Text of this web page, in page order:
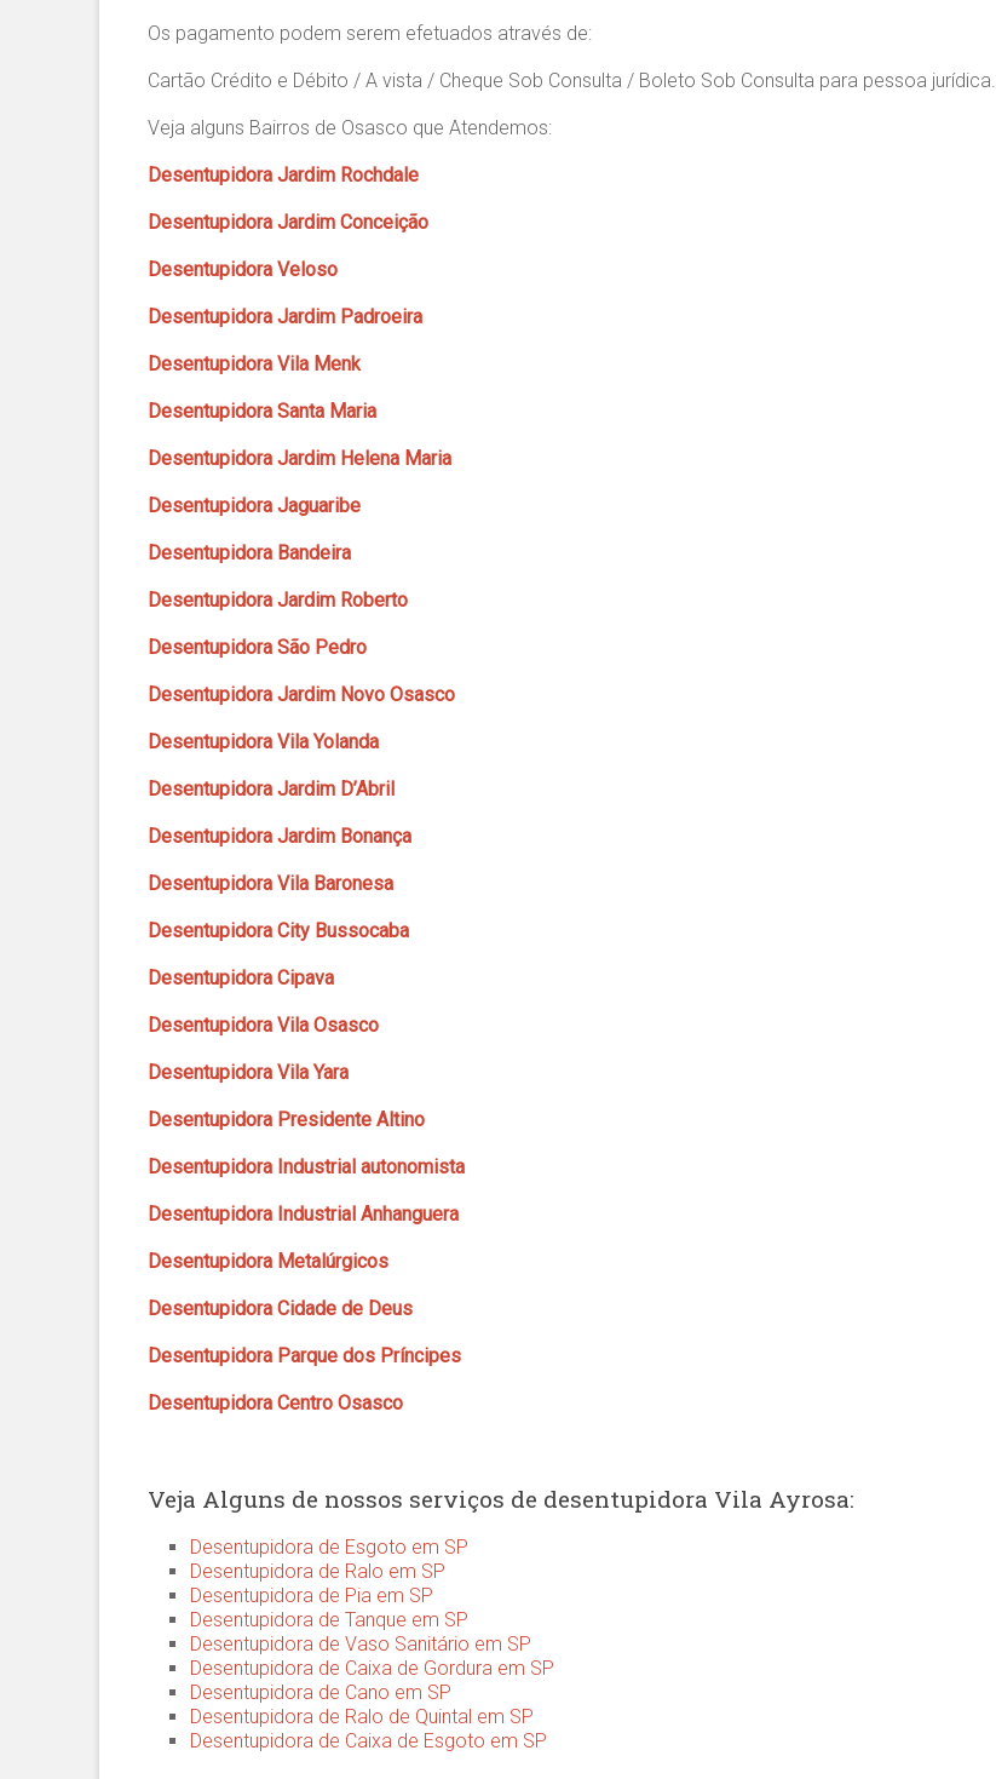
Os pagamento podem serem efetuados através de:
Cartão Crédito e Débito / A vista / Cheque Sob Consulta / Boleto Sob Consulta para pessoa jurídica.
Veja alguns Bairros de Osasco que Atendemos:
Desentupidora Jardim Rochdale
Desentupidora Jardim Conceição
Desentupidora Veloso
Desentupidora Jardim Padroeira
Desentupidora Vila Menk
Desentupidora Santa Maria
Desentupidora Jardim Helena Maria
Desentupidora Jaguaribe
Desentupidora Bandeira
Desentupidora Jardim Roberto
Desentupidora São Pedro
Desentupidora Jardim Novo Osasco
Desentupidora Vila Yolanda
Desentupidora Jardim D’Abril
Desentupidora Jardim Bonança
Desentupidora Vila Baronesa
Desentupidora City Bussocaba
Desentupidora Cipava
Desentupidora Vila Osasco
Desentupidora Vila Yara
Desentupidora Presidente Altino
Desentupidora Industrial autonomista
Desentupidora Industrial Anhanguera
Desentupidora Metalúrgicos
Desentupidora Cidade de Deus
Desentupidora Parque dos Príncipes
Desentupidora Centro Osasco
Veja Alguns de nossos serviços de desentupidora Vila Ayrosa:
Desentupidora de Esgoto em SP
Desentupidora de Ralo em SP
Desentupidora de Pia em SP
Desentupidora de Tanque em SP
Desentupidora de Vaso Sanitário em SP
Desentupidora de Caixa de Gordura em SP
Desentupidora de Cano em SP
Desentupidora de Ralo de Quintal em SP
Desentupidora de Caixa de Esgoto em SP